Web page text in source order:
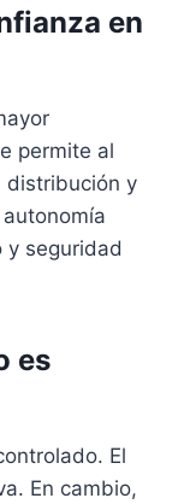
en
permite al
distribución y
y seguridad
es
El
En cambio,